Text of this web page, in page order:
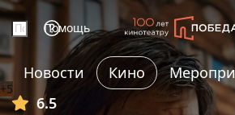
Помощь
Новости Кино
6.5
+5